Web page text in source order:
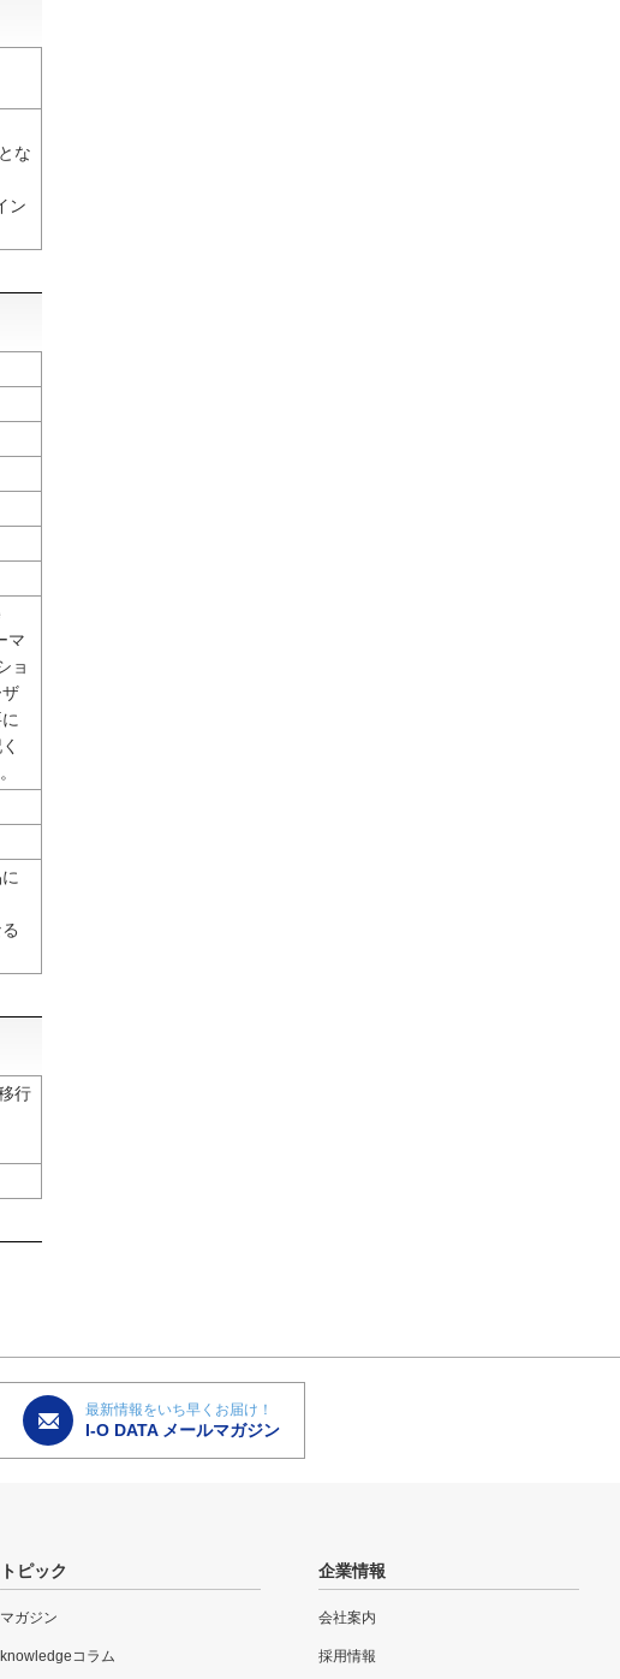
な
ン
マ
ョ
行
最新情報をいち早くお届け！
I-O DATA メールマガジン
トピック
マガジン
knowledgeコラム
企業情報
会社案内
採用情報